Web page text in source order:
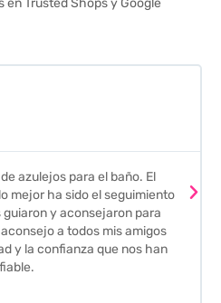
en Trusted Shops y Google
azulejos para el baño. El
mejor ha sido el seguimiento
y aconsejaron para
a todos mis amigos
y la confianza que nos han